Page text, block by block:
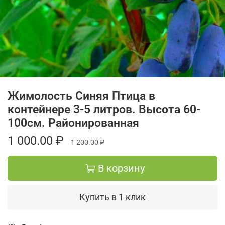
Жимолость Синяя Птица в
контейнере 3-5 литров. Высота 60-
100см. Районированная
1 000.00 ₽ 1 200.00 ₽
В корзину
Купить в 1 клик